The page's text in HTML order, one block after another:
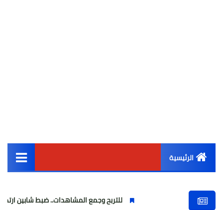
الرئيسية
أخبار مصر
للتربح وجمع المشاهدات.. ضبط شابين ارتديا ملابس